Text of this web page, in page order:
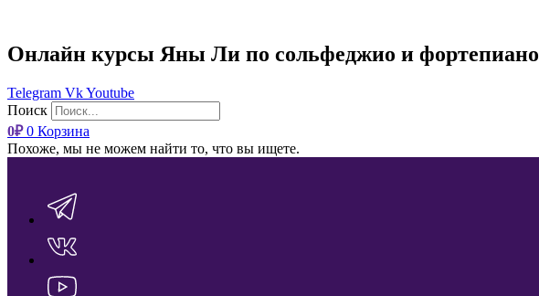
Онлайн курсы Яны Ли по сольфеджио и фортепиано
Telegram VkYoutube
Поиск
0₽ 0 Корзина
Похоже, мы не можем найти то, что вы ищете.